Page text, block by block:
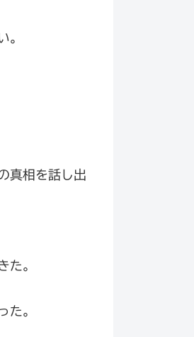
。
真相を話し出
た。
た。